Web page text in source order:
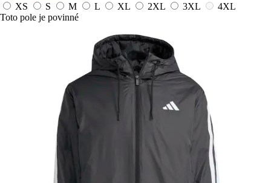
XS
S M L XL 2XL 3XL
4XL
Toto pole je povinné